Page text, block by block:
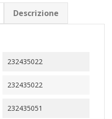
Descrizione
232435022
232435022
232435051